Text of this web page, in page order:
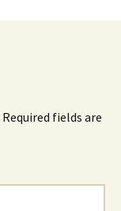
Required fields are